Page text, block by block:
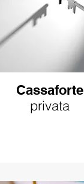
Cassaforte
privata